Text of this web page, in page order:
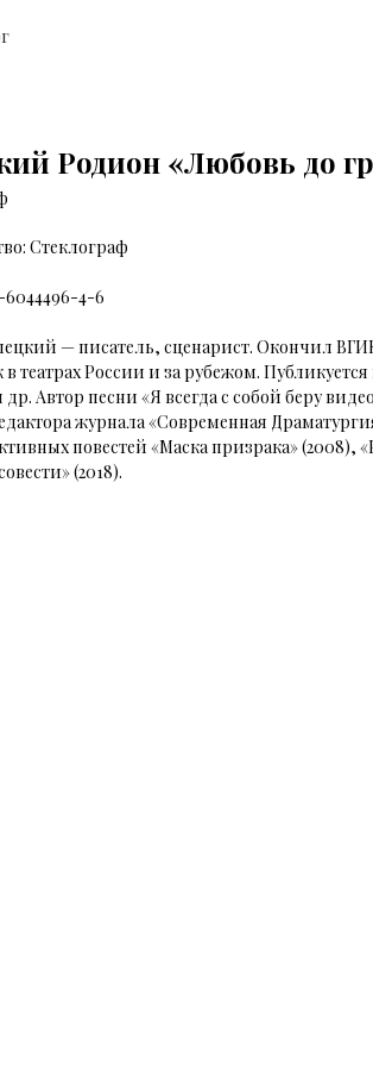
Родион «Любовь до
Стеклограф
6044496-4-6
— писатель, сценарист. Окончил
в театрах России и за рубежом.
Автор песни «Я всегда с собой беру
журнала «Современная
повестей «Маска призрака» (2008),
(2018).